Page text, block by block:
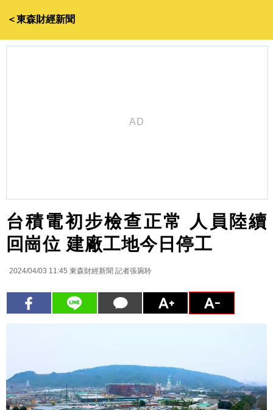
＜東森財經新聞
台積電初步檢查正常 人員陸續
回崗位 建廠工地今日停工
2024/04/03 11:45 東森財經新聞 記者張琬聆